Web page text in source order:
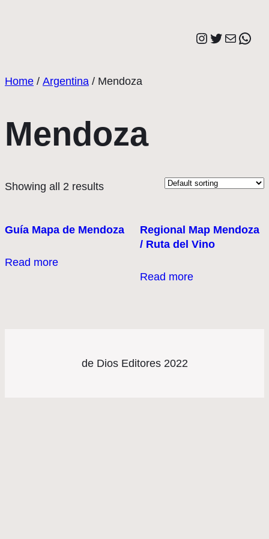
Instagram
Twitter
Correo
Home / Argentina / Mendoza
Mendoza
Showing all 2 results
Guía Mapa de Mendoza
Read more
Regional Map Mendoza
/ Ruta del Vino
Read more
de Dios Editores 2022